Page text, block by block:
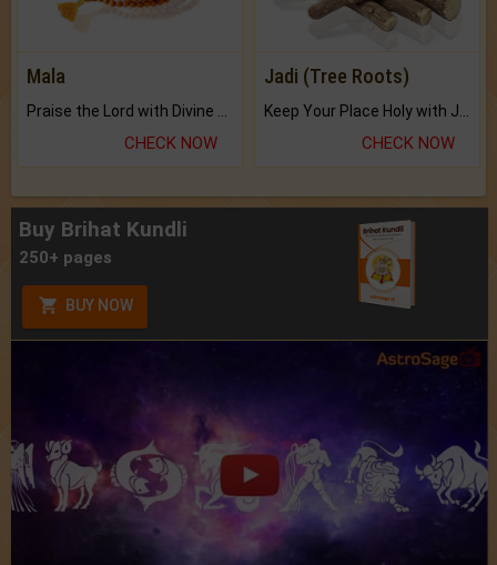
Mala
Praise the Lord with Divine Energies of Mala.
CHECK NOW
Jadi (Tree Roots)
Keep Your Place Holy with Jadi.
CHECK NOW
Buy Brihat Kundli
250+ pages
BUY NOW